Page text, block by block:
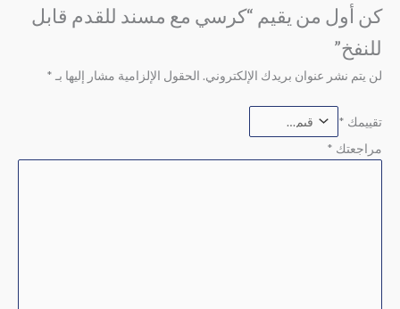
كن أول من يقيم “كرسي مع مسند للقدم قابل
للنفخ”
لن يتم نشر عنوان بريدك الإلكتروني. الحقول الإلزامية مشار إليها بـ *
تقييمك *
مراجعتك *